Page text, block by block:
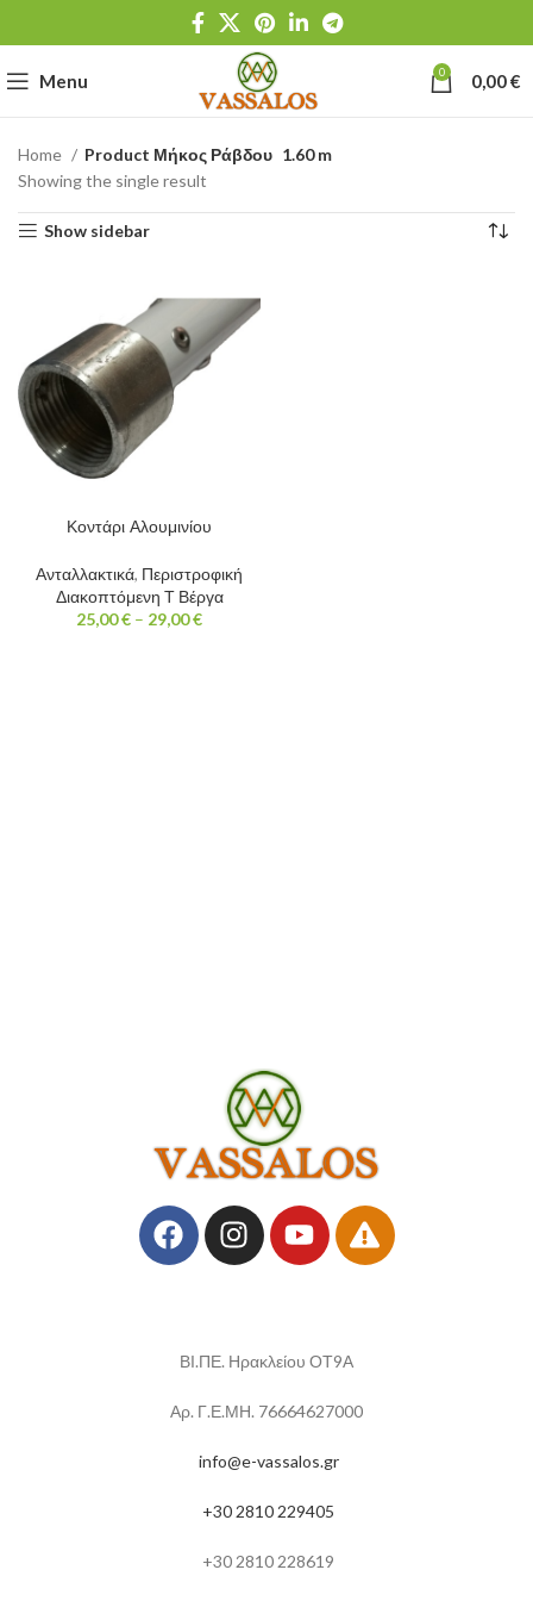
Menu 0 0,00€
Home Product Μήκος Ράβδου 1.60 m
Showing the single result
Show sidebar
Κοντάρι Αλουμινίου
Ανταλλακτικά, Περιστροφική
Διακοπτόμενη Τ Βέργα
25,00€ – 29,00€
ΒΙ.ΠΕ. Ηρακλείου ΟΤ9Α
Αρ. Γ.Ε.ΜΗ. 76664627000
info@e-vassalos.gr
+30 2810 229405
+30 2810 228619